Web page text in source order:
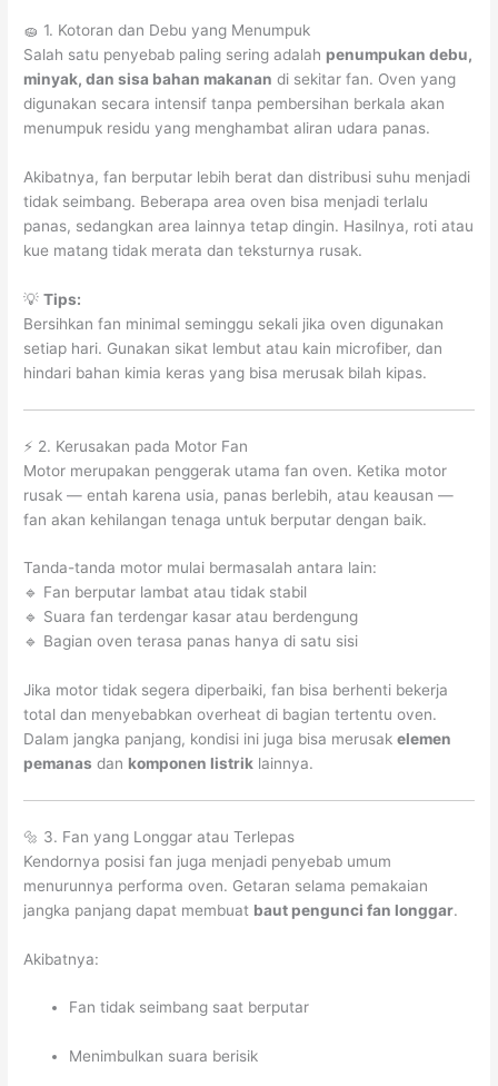
🧽 1. Kotoran dan Debu yang Menumpuk
Salah satu penyebab paling sering adalah penumpukan debu,
minyak, dan sisa bahan makanan di sekitar fan. Oven yang
digunakan secara intensif tanpa pembersihan berkala akan
menumpuk residu yang menghambat aliran udara panas.
Akibatnya, fan berputar lebih berat dan distribusi suhu menjadi
tidak seimbang. Beberapa area oven bisa menjadi terlalu
panas, sedangkan area lainnya tetap dingin. Hasilnya, roti atau
kue matang tidak merata dan teksturnya rusak.
💡Tips:
Bersihkan fan minimal seminggu sekali jika oven digunakan
setiap hari. Gunakan sikat lembut atau kain microfiber, dan
hindari bahan kimia keras yang bisa merusak bilah kipas.
⚡ 2. Kerusakan pada Motor Fan
Motor merupakan penggerak utama fan oven. Ketika motor
rusak — entah karena usia, panas berlebih, atau keausan —
fan akan kehilangan tenaga untuk berputar dengan baik.
Tanda-tanda motor mulai bermasalah antara lain:
🔹 Fan berputar lambat atau tidak stabil
🔹 Suara fan terdengar kasar atau berdengung
🔹 Bagian oven terasa panas hanya di satu sisi
Jika motor tidak segera diperbaiki, fan bisa berhenti bekerja
total dan menyebabkan overheat di bagian tertentu oven.
Dalam jangka panjang, kondisi ini juga bisa merusakelemen
pemanas dan komponen listrik lainnya.
🔩 3. Fan yang Longgar atau Terlepas
Kendornya posisi fan juga menjadi penyebab umum
menurunnya performa oven. Getaran selama pemakaian
jangka panjang dapat membuat baut pengunci fan longgar.
Akibatnya:
Fan tidak seimbang saat berputar
Menimbulkan suara berisik